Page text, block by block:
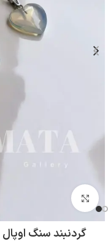
بزرگنمایی تصویر
گردنبند سنگ